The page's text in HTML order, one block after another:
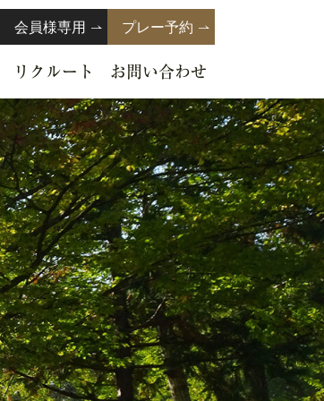
会員様専用 プレー予約
リクルート お問い合わせ